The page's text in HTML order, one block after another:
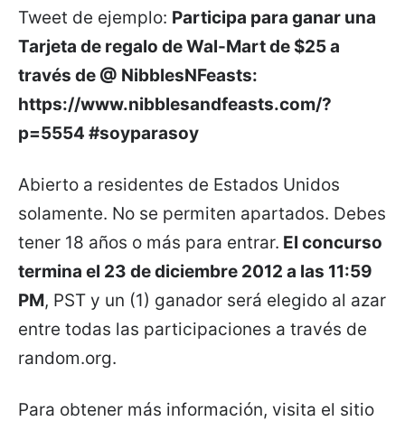
Tweet de ejemplo: Participa para ganar una
Tarjeta de regalo de Wal-Mart de $25 a
través de @ NibblesNFeasts:
https://www.nibblesandfeasts.com/?
p=5554 #soyparasoy
Abierto a residentes de Estados Unidos
solamente. No se permiten apartados. Debes
tener 18 años o más para entrar. El concurso
termina el 23 de diciembre 2012 a las 11:59
PM, PST y un (1) ganador será elegido al azar
entre todas las participaciones a través de
random.org.
Para obtener más información, visita el sitio